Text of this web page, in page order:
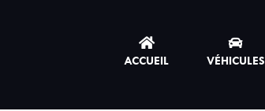
ACCUEIL VÉHICULES